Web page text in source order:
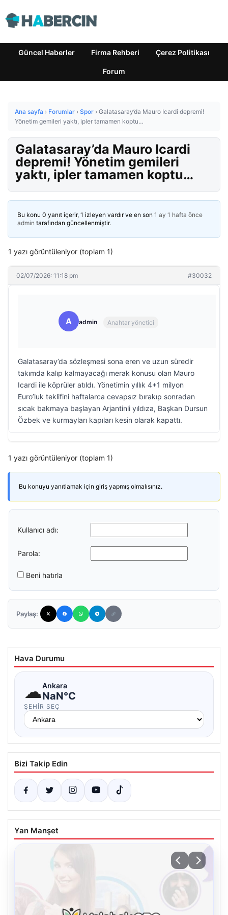
Güncel Haberler Firma Rehberi Çerez Politikası
Forum
Ana sayfa › Forumlar › Spor › Galatasaray’da Mauro Icardi depremi!
Yönetim gemileri yaktı, ipler tamamen koptu…
Galatasaray’da Mauro Icardi
depremi! Yönetim gemileri
yaktı, ipler tamamen koptu…
Bu konu 0 yanıt içerir, 1 izleyen vardır ve en son 1 ay 1 hafta önce
admin tarafından güncellenmiştir.
1 yazı görüntüleniyor (toplam 1)
02/07/2026: 11:18 pm #30032
A admin Anahtar yönetici
Galatasaray’da sözleşmesi sona eren ve uzun süredir
takımda kalıp kalmayacağı merak konusu olan Mauro
Icardi ile köprüler atıldı. Yönetimin yıllık 4+1 milyon
Euro’luk teklifini haftalarca cevapsız bırakıp sonradan
sıcak bakmaya başlayan Arjantinli yıldıza, Başkan Dursun
Özbek ve kurmayları kapıları kesin olarak kapattı.
1 yazı görüntüleniyor (toplam 1)
Bu konuyu yanıtlamak için giriş yapmış olmalısınız.
Kullanıcı adı:
Parola:
Beni hatırla
Paylaş:
Hava Durumu
☁Ankara
NaN°C
ŞEHIR SEÇ
Bizi Takip Edin
Yan Manşet